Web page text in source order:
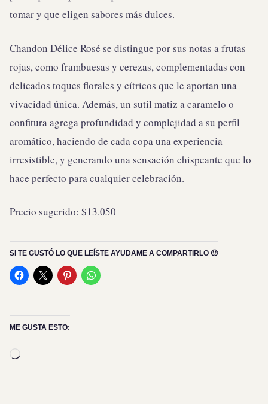
tomar y que eligen sabores más dulces.
Chandon Délice Rosé se distingue por sus notas a frutas
rojas, como frambuesas y cerezas, complementadas con
delicados toques florales y cítricos que le aportan una
vivacidad única. Además, un sutil matiz a caramelo o
confitura agrega profundidad y complejidad a su perfil
aromático, haciendo de cada copa una experiencia
irresistible, y generando una sensación chispeante que lo
hace perfecto para cualquier celebración.
Precio sugerido: $13.050
SI TE GUSTÓ LO QUE LEÍSTE AYUDAME A COMPARTIRLO 🙂
ME GUSTA ESTO:
Cargando...